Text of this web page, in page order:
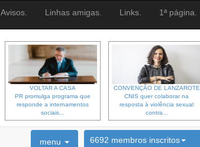
Avisos. Linhas amigas. Links. 1ª página.
VOLTAR A CASA
PR promulga programa que
responde a internamentos
sociais...
CONVENÇÃO DE LANZAROTE
CNIS quer colaborar na
resposta à violência sexual
contra...
menu 6692 membros inscritos